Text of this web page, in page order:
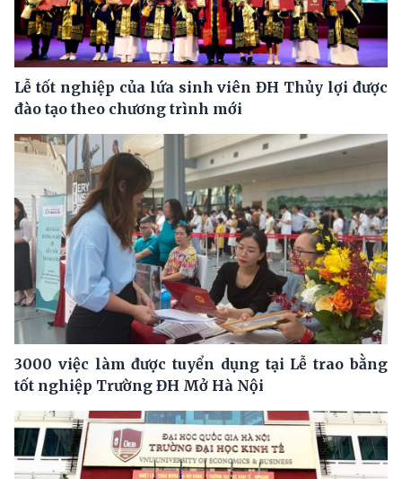
Lễ tốt nghiệp của lứa sinh viên ĐH Thủy lợi được
đào tạo theo chương trình mới
3000 việc làm được tuyển dụng tại Lễ trao bằng
tốt nghiệp Trường ĐH Mở Hà Nội